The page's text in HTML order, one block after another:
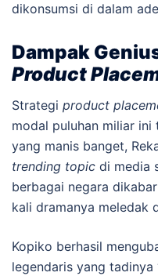
dikonsumsi di dalam
Dampak
Product
Strategi product
modal puluhan miliar ini
yang manis banget,
trending topic di media
berbagai negara
kali dramanya meledak
Kopiko berhasil
legendaris yang